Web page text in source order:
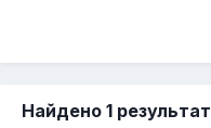
Найдено 1 результат